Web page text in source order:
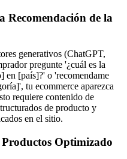
Recomendación de la
generativos (ChatGPT,
pregunte '¿cuál es la
en [país]?' o 'recomendame
tu ecommerce aparezca
requiere contenido de
de producto y
en el sitio.
Optimizado